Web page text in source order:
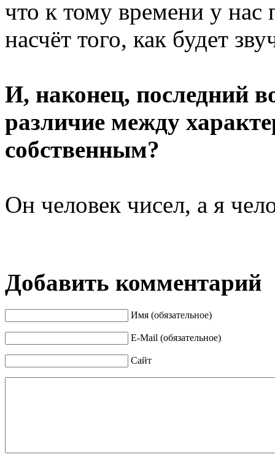
что к тому времени у нас
насчёт того, как будет
И, наконец, последний
различие между
собственным?
Он человек чисел, а я
Добавить комментарий
Имя (обязательное)
E-Mail (обязательное)
Сайт